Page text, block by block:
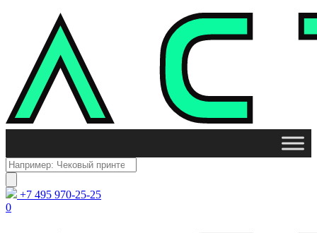
Поиск
товаров
+7 495 970-25-25
0